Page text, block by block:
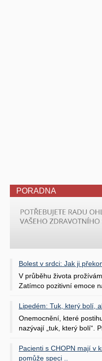
PORADNA
Bolest v srdci: Jak ji
V průběhu života
Zatímco pozitivní emoce
Lipedém: Tuk, který bolí,
Onemocnění, které
nazývají „tuk, který bolí“.
Pacienti s CHOPN mají v
pomůže speci ..